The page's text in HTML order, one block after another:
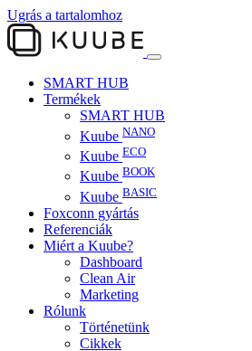
Ugrás a tartalomhoz
SMART HUB
Termékek
SMART HUB
Kuube NANO
Kuube ECO
Kuube BOOK
Kuube BASIC
Foxconn gyártás
Referenciák
Miért a Kuube?
Dashboard
Clean Air
Marketing
Rólunk
Történetünk
Cikkek